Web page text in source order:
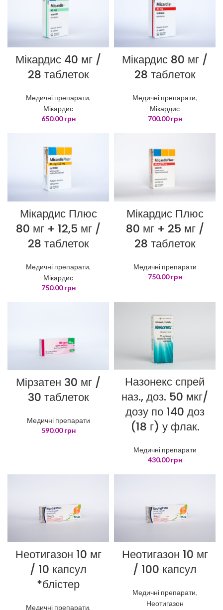
Мікардис 40 мг /
28 таблеток
Медичні препарати,
Мікардис
650.00грн
Мікардис 80 мг /
28 таблеток
Медичні препарати,
Мікардис
700.00грн
Мікардис Плюс
80 мг + 12,5 мг /
28 таблеток
Медичні препарати,
Мікардис
750.00грн
Мікардис Плюс
80 мг + 25 мг /
28 таблеток
Медичні препарати
750.00грн
Мірзатен 30 мг /
30 таблеток
Медичні препарати
590.00грн
Назонекс спрей
наз., доз. 50 мкг/
дозу по 140 доз
(18 г) у флак.
Медичні препарати
430.00грн
Неотигазон 10 мг
/ 10 капсул
*блістер
Медичні препарати,
Неотигазон 10 мг
/ 100 капсул
Медичні препарати,
Неотигазон